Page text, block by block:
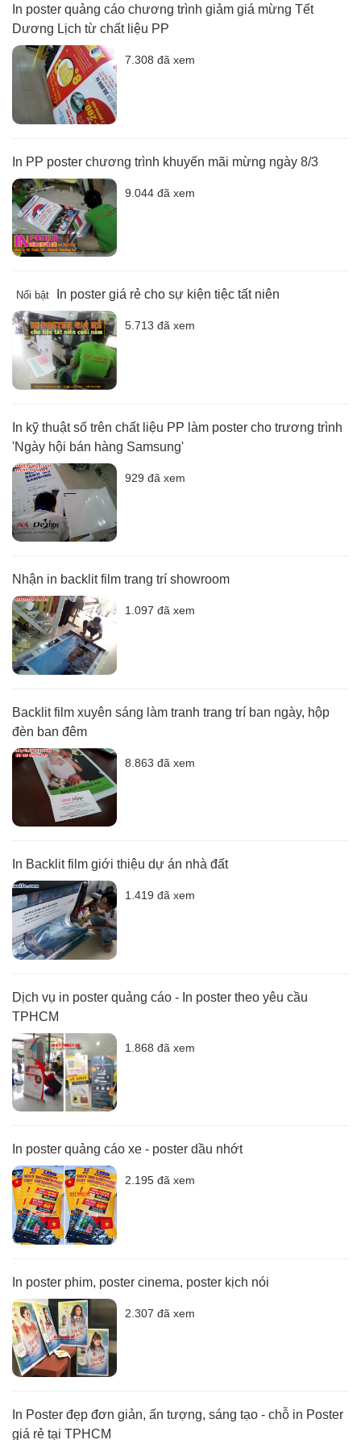
In poster quảng cáo chương trình giảm giá mừng Tết
Dương Lịch từ chất liệu PP
7.308 đã xem
In PP poster chương trình khuyến mãi mừng ngày 8/3
9.044 đã xem
Nổi bật In poster giá rẻ cho sự kiện tiệc tất niên
5.713 đã xem
In kỹ thuật số trên chất liệu PP làm poster cho trương trình
'Ngày hội bán hàng Samsung'
929 đã xem
Nhận in backlit film trang trí showroom
1.097 đã xem
Backlit film xuyên sáng làm tranh trang trí ban ngày, hộp
đèn ban đêm
8.863 đã xem
In Backlit film giới thiệu dự án nhà đất
1.419 đã xem
Dịch vụ in poster quảng cáo - In poster theo yêu cầu
TPHCM
1.868 đã xem
In poster quảng cáo xe - poster dầu nhớt
2.195 đã xem
In poster phim, poster cinema, poster kịch nói
2.307 đã xem
In Poster đẹp đơn giản, ấn tượng, sáng tạo - chỗ in Poster
giá rẻ tại TPHCM